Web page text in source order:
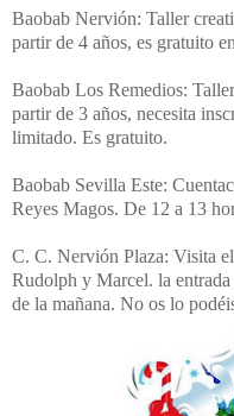
Baobab Nervión: Taller
partir de 4 años, es gratuito
Baobab Los Remedios:
partir de 3 años, necesita
limitado. Es gratuito.
Baobab Sevilla Este:
Reyes Magos. De 12 a 13
C. C. Nervión Plaza: Visita
Rudolph y Marcel. la entrada
de la mañana. No os lo